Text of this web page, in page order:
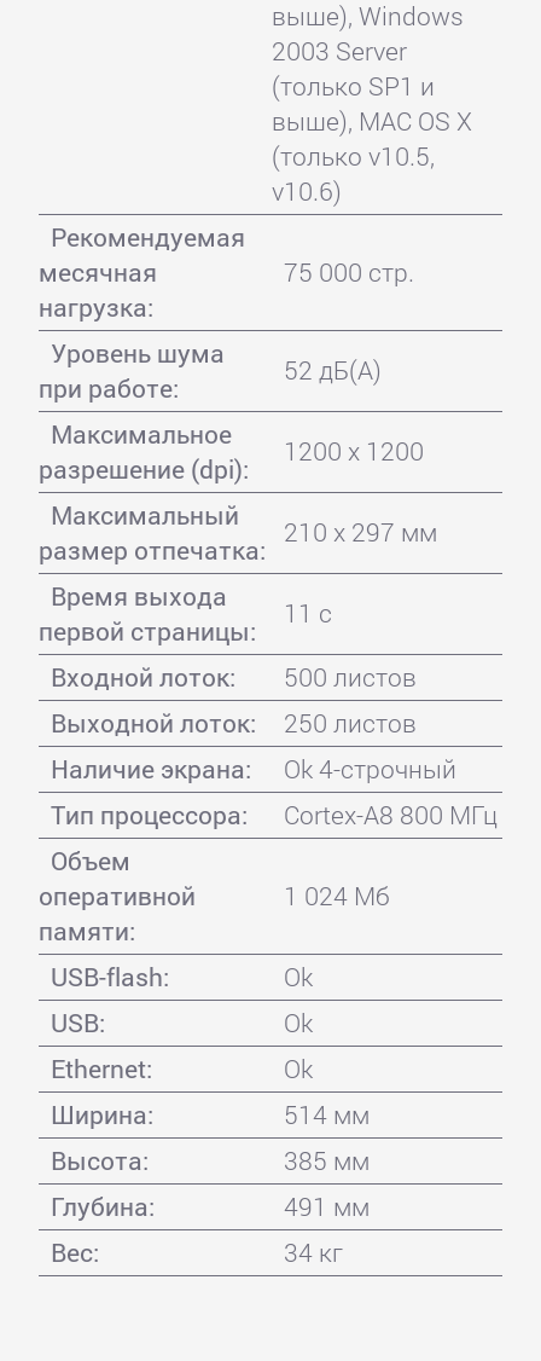
выше), Windows
2003 Server
(только SP1 и
выше), MAC OS X
(только v10.5,
v10.6)
Рекомендуемая
месячная
нагрузка:
75 000 стр.
Уровень шума
при работе:
52 дБ(А)
Максимальное
разрешение (dpi):
1200 x 1200
Максимальный
размер отпечатка:
210 x 297 мм
Время выхода
первой страницы:
11 с
Входной лоток:
500 листов
Выходной лоток:
250 листов
Наличие экрана:
Ok 4-строчный
Тип процессора:
Cortex-A8 800 МГц
Объем
оперативной
памяти:
1 024 Мб
USB-flash:
Ok
USB:
Ok
Ethernet:
Ok
Ширина:
514 мм
Высота:
385 мм
Глубина:
491 мм
Вес:
34 кг